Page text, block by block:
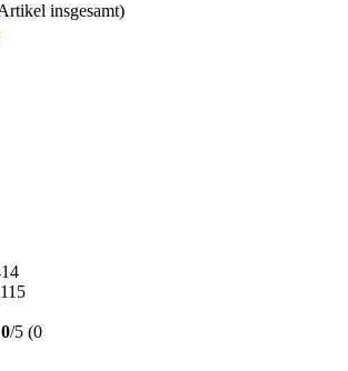
insgesamt)
115
0/5 (0